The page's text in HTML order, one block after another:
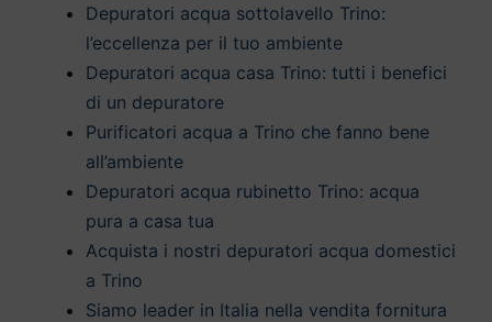
Depuratori acqua sottolavello Trino:
l’eccellenza per il tuo ambiente
Depuratori acqua casa Trino: tutti i benefici
di un depuratore
Purificatori acqua a Trino che fanno bene
all’ambiente
Depuratori acqua rubinetto Trino: acqua
pura a casa tua
Acquista i nostri depuratori acqua domestici
a Trino
Siamo leader in Italia nella vendita fornitura